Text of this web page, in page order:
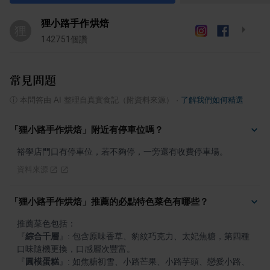
狸小路手作烘焙
142751 個讚
常見問題
本問答由 AI 整理自真實食記（附資料來源） 了解我們如何精選
「狸小路手作烘焙」附近有停車位嗎？
裕學店門口有停車位，若不夠停，一旁還有收費停車場。
「狸小路手作烘焙」推薦的必點特色菜色有哪些？
綜合千層
: 包含原味香草、豹紋巧克力、太妃焦糖，第四種
圓模蛋糕
: 如焦糖初雪、小路芒果、小路芋頭、戀愛小路、